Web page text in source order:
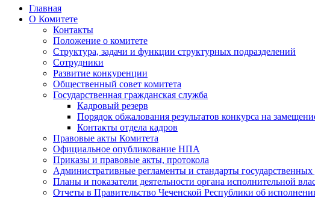
Главная
О Комитете
Контакты
Положение о комитете
Структура, задачи и функции структурных подразделений
Сотрудники
Развитие конкуренции
Общественный совет комитета
Государственная гражданская служба
Кадровый резерв
Порядок обжалования результатов конкурса на
Контакты отдела кадров
Правовые акты Комитета
Официальное опубликование НПА
Приказы и правовые акты, протокола
Административные регламенты и стандарты государственных
Планы и показатели деятельности органа исполнительной
Отчеты в Правительство Чеченской Республики об